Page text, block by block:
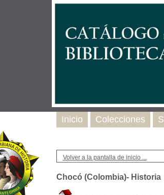
Volver a la pantalla de inicio ...
Chocó (Colombia)- Historia
Inicio Colecciones